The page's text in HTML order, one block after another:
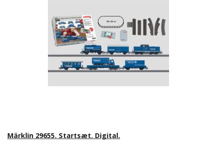
Märklin 29655. Startsæt. Digital.